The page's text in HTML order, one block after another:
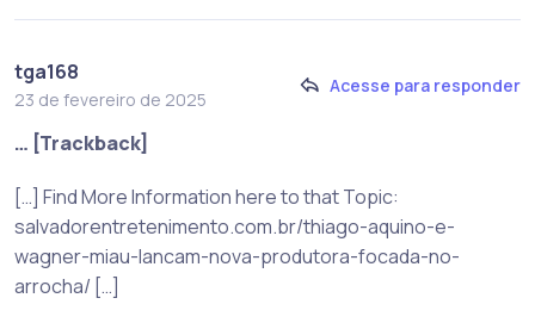
tga168
23 de fevereiro de 2025
Acesse para responder
… [Trackback]
[…] Find More Information here to that Topic:
salvadorentretenimento.com.br/thiago-aquino-e-
wagner-miau-lancam-nova-produtora-focada-no-
arrocha/ […]